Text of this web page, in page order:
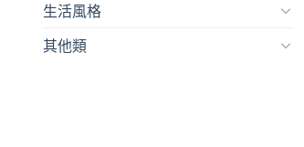
生活風格
其他類